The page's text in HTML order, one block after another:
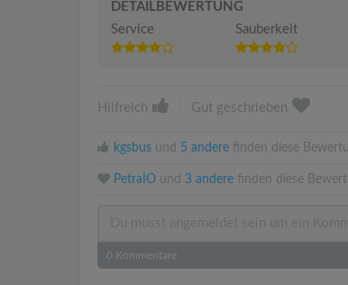
DETAILBEWERTUNG
Service
Sauberkeit
Hilfreich Gut geschrieben
kgsbus und 5 andere finden diese
PetraIO und 3 andere finden diese
0 Kommentare